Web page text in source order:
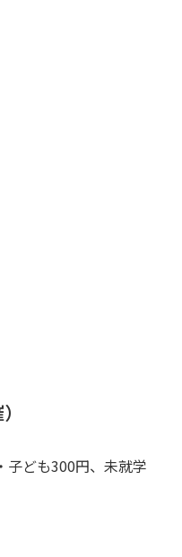
子ども300円、未就学